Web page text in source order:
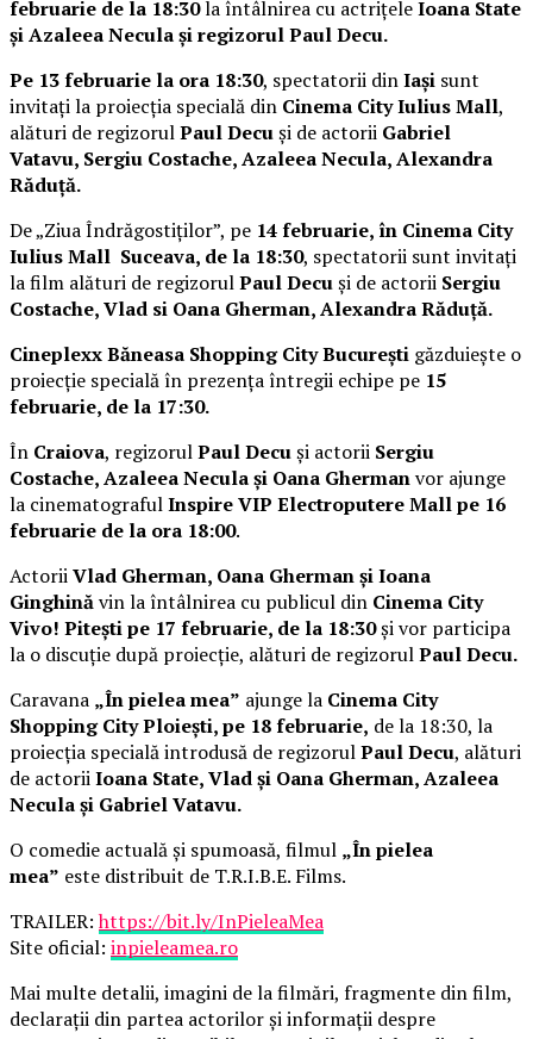
februarie de la 18:30la întâlnirea cu actrițeleIoana State
și Azaleea Necula și regizorul Paul Decu.
Pe 13 februarie la ora 18:30, spectatorii dinIași sunt
invitați la proiecția specială din Cinema City Iulius Mall,
alături de regizorulPaul Decuși de actorii Gabriel
Vatavu, Sergiu Costache, Azaleea Necula, Alexandra
Răduță.
De „Ziua Îndrăgostiților”, pe 14 februarie, în Cinema City
Iulius Mall Suceava, de la 18:30, spectatorii sunt invitați
la film alături de regizorulPaul Decuși de actorii Sergiu
Costache, Vlad si Oana Gherman, Alexandra Răduță.
Cineplexx Băneasa Shopping City București găzduiește o
proiecție specială în prezența întregii echipe pe 15
februarie, de la 17:30.
În Craiova, regizorulPaul Decuși actorii Sergiu
Costache, Azaleea Necula și Oana Ghermanvor ajunge
la cinematografulInspire VIP Electroputere Mall pe 16
februarie de la ora 18:00.
ActoriiVlad Gherman, Oana Gherman și Ioana
Ginghinăvin la întâlnirea cu publicul din Cinema City
Vivo! Pitești pe 17 februarie, de la 18:30și vor participa
la o discuție după proiecție, alături de regizorulPaul Decu.
Caravana „În pielea mea” ajunge la Cinema City
Shopping City Ploiești, pe 18 februarie, de la 18:30, la
proiecția specială introdusă de regizorulPaul Decu, alături
de actoriiIoana State, Vlad și Oana Gherman, Azaleea
Necula și Gabriel Vatavu.
O comedie actuală și spumoasă, filmul „În pielea
mea” este distribuit de T.R.I.B.E. Films.
TRAILER:https://bit.ly/InPieleaMea
Site oficial: inpieleamea.ro
Mai multe detalii, imagini de la filmări, fragmente din film,
declarații din partea actorilor și informații despre